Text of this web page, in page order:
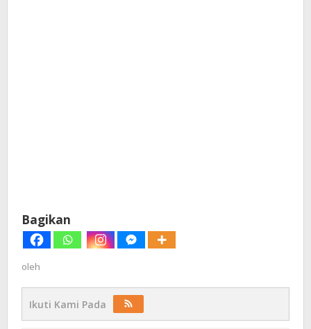
Bagikan
oleh
Ikuti Kami Pada